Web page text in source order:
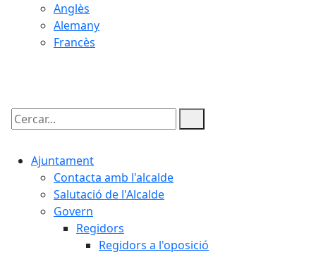
Anglès
Alemany
Francès
Cercar:
Ajuntament
Contacta amb l'alcalde
Salutació de l'Alcalde
Govern
Regidors
Regidors a l'oposició